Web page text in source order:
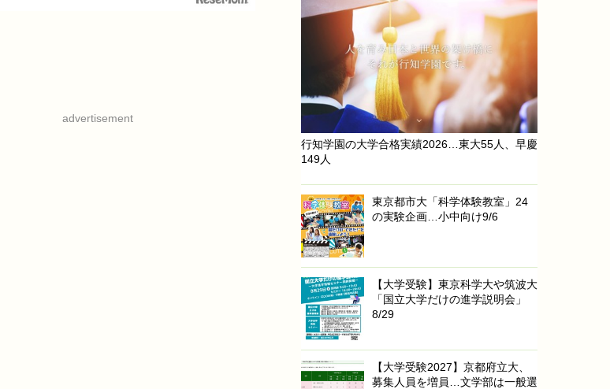
advertisement
行知学園の大学合格実績2026…東大55人、早慶
149人
東京都市大「科学体験教室」24
の実験企画…小中向け9/6
【大学受験】東京科学大や筑波大
「国立大学だけの進学説明会」
8/29
【大学受験2027】京都府立大、
募集人員を増員…文学部は一般選